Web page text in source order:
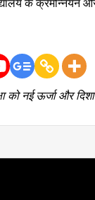
को नई ऊर्जा और दिशा